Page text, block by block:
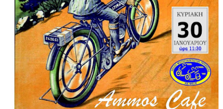
ΕΦΗΜΕΡΙΔΑ Η ΠΑΡΓΑ
ΠΛΗΡΟΦΟΡΙΕΣ